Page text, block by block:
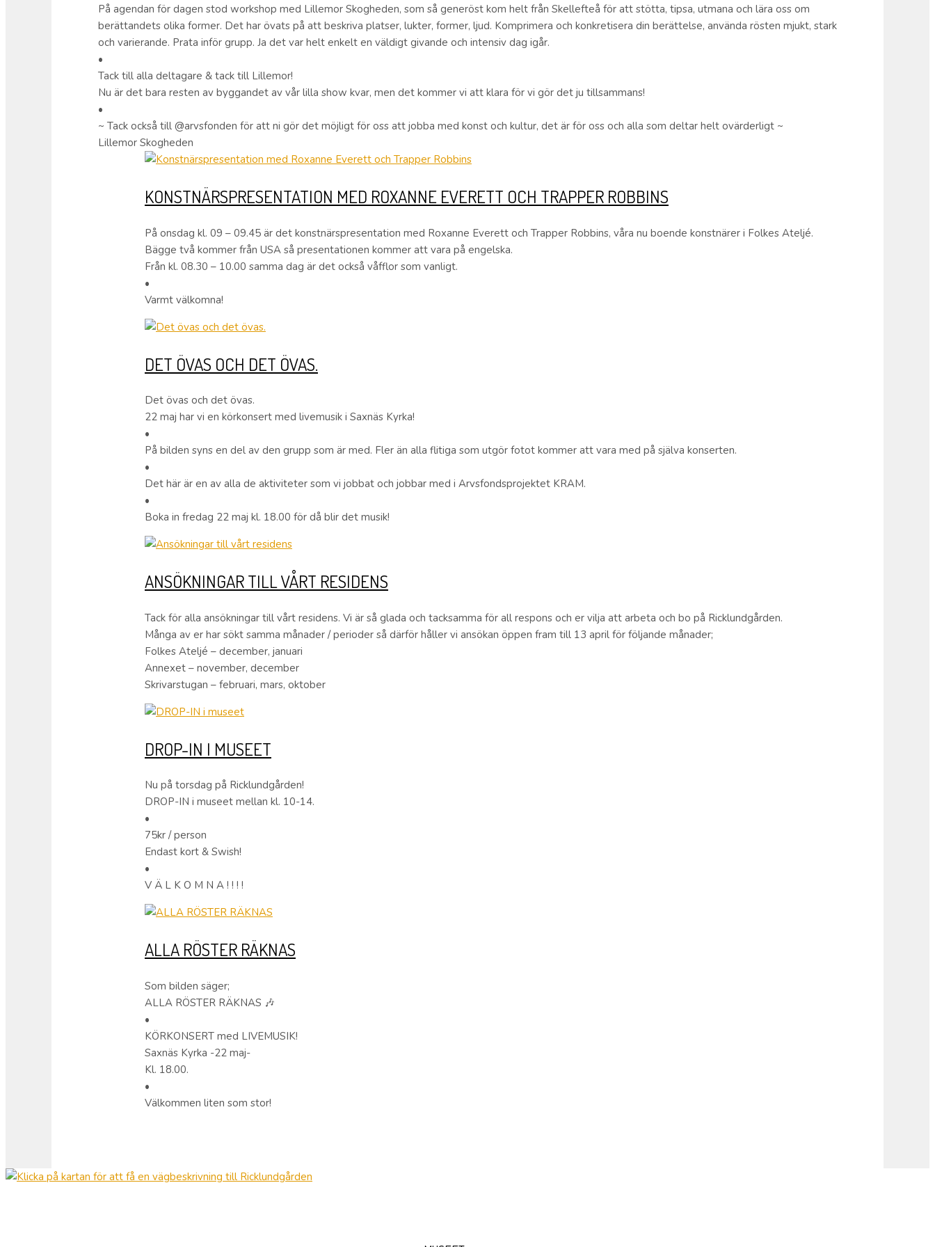
På agendan för dagen stod workshop med Lillemor Skogheden, som så generöst kom helt från Skellefteå för att stötta, tipsa, utmana och lära oss om
berättandets olika former. Det har övats på att beskriva platser, lukter, former, ljud. Komprimera och konkretisera din berättelse, använda rösten mjukt, stark
och varierande. Prata inför grupp. Ja det var helt enkelt en väldigt givande och intensiv dag igår.
•
Tack till alla deltagare & tack till Lillemor!
Nu är det bara resten av byggandet av vår lilla show kvar, men det kommer vi att klara för vi gör det ju tillsammans!
•
~ Tack också till @arvsfonden för att ni gör det möjligt för oss att jobba med konst och kultur, det är för oss och alla som deltar helt ovärderligt ~
Lillemor Skogheden
KONSTNÄRSPRESENTATION MED ROXANNE EVERETT OCH TRAPPER ROBBINS
På onsdag kl. 09 – 09.45 är det konstnärspresentation med Roxanne Everett och Trapper Robbins, våra nu boende konstnärer i Folkes Ateljé.
Bägge två kommer från USA så presentationen kommer att vara på engelska.
Från kl. 08.30 – 10.00 samma dag är det också våfflor som vanligt.
•
Varmt välkomna!
DET ÖVAS OCH DET ÖVAS.
Det övas och det övas.
22 maj har vi en körkonsert med livemusik i Saxnäs Kyrka!
•
På bilden syns en del av den grupp som är med. Fler än alla flitiga som utgör fotot kommer att vara med på själva konserten.
•
Det här är en av alla de aktiviteter som vi jobbat och jobbar med i Arvsfondsprojektet KRAM.
•
Boka in fredag 22 maj kl. 18.00 för då blir det musik!
ANSÖKNINGAR TILL VÅRT RESIDENS
Tack för alla ansökningar till vårt residens. Vi är så glada och tacksamma för all respons och er vilja att arbeta och bo på Ricklundgården.
Många av er har sökt samma månader / perioder så därför håller vi ansökan öppen fram till 13 april för följande månader;
Folkes Ateljé – december, januari
Annexet – november, december
Skrivarstugan – februari, mars, oktober
DROP-IN I MUSEET
Nu på torsdag på Ricklundgården!
DROP-IN i museet mellan kl. 10-14.
•
75kr / person
Endast kort & Swish!
•
V Ä L K O M N A ! ! ! !
ALLA RÖSTER RÄKNAS
Som bilden säger;
ALLA RÖSTER RÄKNAS 🎶
•
KÖRKONSERT med LIVEMUSIK!
Saxnäs Kyrka -22 maj-
Kl. 18.00.
•
Välkommen liten som stor!